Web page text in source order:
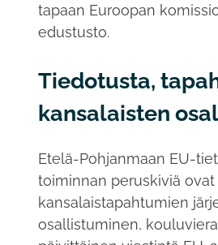
tapaan Euroopan
edustusto.
Tiedotusta,
kansalaisten
Etelä-Pohjanmaan EU-
toiminnan peruskiviä ovat
kansalaistapahtumien
osallistuminen,